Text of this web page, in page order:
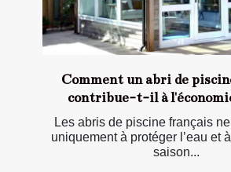
Comment un abri de
contribue-t-il à
Les abris de piscine français
uniquement à protéger l’eau et
saison...